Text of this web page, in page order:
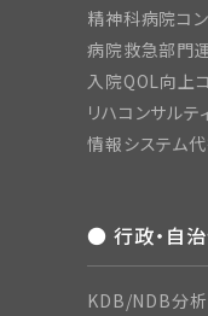
精神科病院コ
病院救急部門
入院QOL向上
リハコンサルテ
情報システム
● 行政・自
KDB/NDB分析